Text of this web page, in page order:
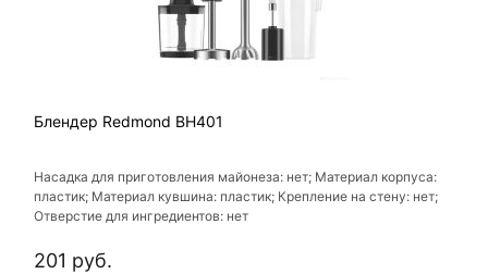
Блендер Redmond BH401
Насадка для приготовления майонеза: нет; Материал корпуса:
пластик; Материал кувшина: пластик; Крепление на стену: нет;
Отверстие для ингредиентов: нет
201 руб.